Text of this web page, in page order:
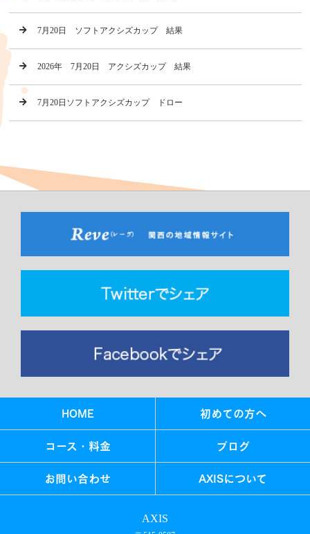
7月20日 ソフトアクシズカップ 結果
2026年 7月20日 アクシズカップ 結果
7月20日ソフトアクシズカップ ドロー
HOME 初めての方へ
コース・料金 ブログ
お問い合わせ AXISについて
AXIS